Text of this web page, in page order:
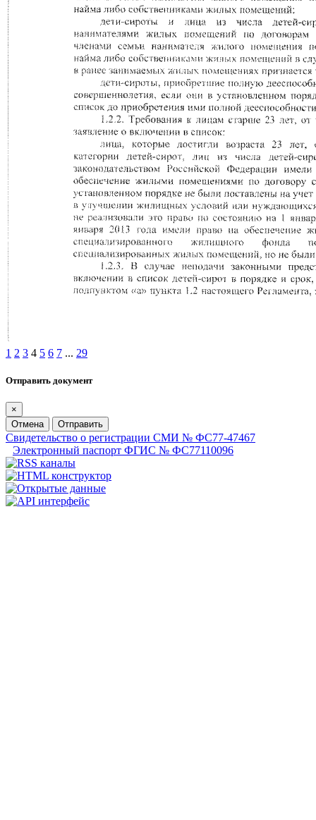
1 2 3 4 5 6 7 ... 29
Отправить документ
×
Отмена
Отправить
Свидетельство о регистрации СМИ № ФС77-47467
Электронный паспорт ФГИС № ФС77110096